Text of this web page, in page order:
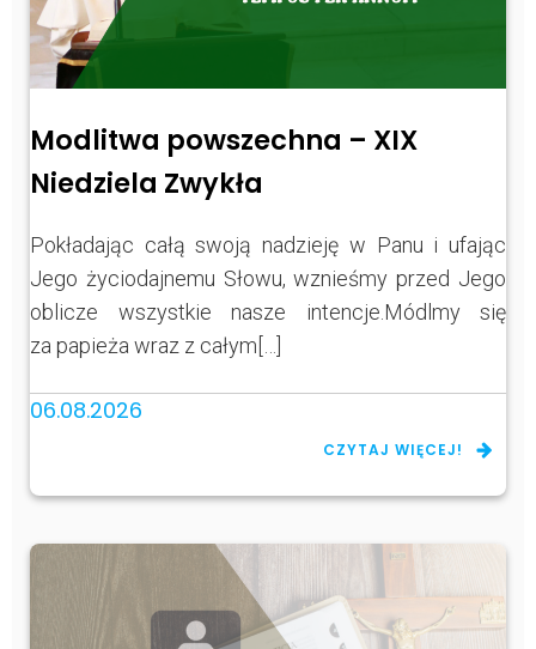
Modlitwa powszechna – XIX
Niedziela Zwykła
Pokładając całą swoją nadzieję w Panu i ufając
Jego życiodajnemu Słowu, wznieśmy przed Jego
oblicze wszystkie nasze intencje.Módlmy się
za papieża wraz z całym[…]
06.08.2026
CZYTAJ WIĘCEJ!